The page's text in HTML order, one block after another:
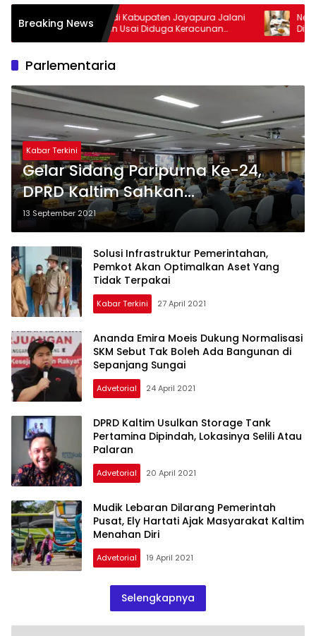
Breaking News
30 Siswa di Kabupaten Jayapura Jalani
Perawatan Usai Diduga Keracunan
Makanan MBG
Nelayan
Parlementaria
Kabar Terkini
Gelar Sidang Paripurna Ke-24,
DPRD Kaltim Sahkan
Propemperda Menjadi Perda
13 September 2021
Solusi Infrastruktur Pemerintahan,
Pemkot Akan Optimalkan Aset Yang
Tidak Terpakai
Kabar Terkini 27 April 2021
Ananda Emira Moeis Dukung Normalisasi
SKM Sebut Tak Boleh Ada Bangunan di
Sepanjang Sungai
Advetorial 24 April 2021
DPRD Kaltim Usulkan Storage Tank
Pertamina Dipindah, Lokasinya Selili Atau
Palaran
Advetorial 20 April 2021
Mudik Lebaran Dilarang Pemerintah
Pusat, Ely Hartati Ajak Masyarakat Kaltim
Menahan Diri
Advetorial 19 April 2021
Selengkapnya